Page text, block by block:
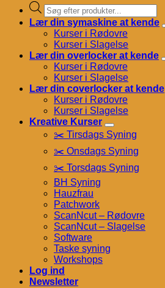
Products
search
Lær din symaskine at kende
Kurser i Rødovre
Kurser i Slagelse
Lær din overlocker at kende
Kurser i Rødovre
Kurser i Slagelse
Lær din coverlocker at kende
Kurser i Rødovre
Kurser i Slagelse
Kreative Kurser
✂️ Tirsdags Syning
✂️ Onsdags Syning
✂️ Torsdags Syning
BH Syning
Hauzfrau
Patchwork
ScanNcut – Rødovre
ScanNcut – Slagelse
Software
Taske syning
Workshops
Log ind
Newsletter